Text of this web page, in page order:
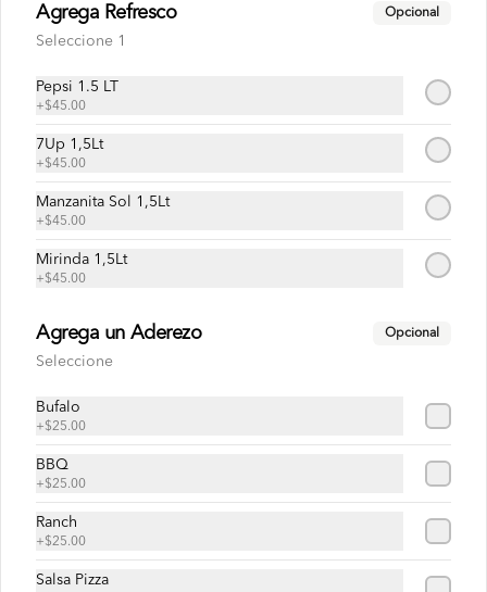
Bebidas
Agrega Refresco Opcional
Seleccione 1
Pepsi 1.5 LT
+$45.00
7Up 1,5Lt
+$45.00
Manzanita Sol 1,5Lt
+$45.00
Mirinda 1,5Lt
+$45.00
Agrega un Aderezo Opcional
Seleccione
Bufalo
+$25.00
BBQ
+$25.00
Ranch
+$25.00
Salsa Pizza